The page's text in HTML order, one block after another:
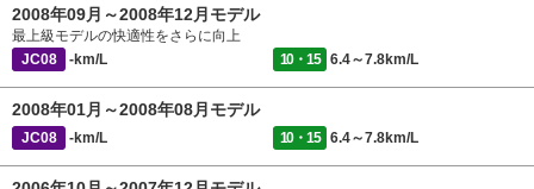
2008年09月～2008年12月モデル
最上級モデルの快適性をさらに向上
JC08
-km/L 10・15 6.4～7.8km/L
2008年01月～2008年08月モデル
JC08 -km/L 10・15 6.4～7.8km/L